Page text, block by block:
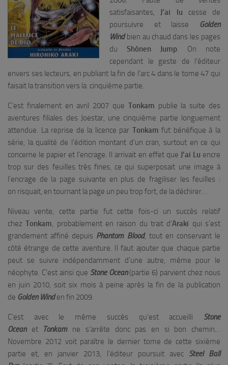
satisfaisantes, J’ai lu cesse de
poursuivre et laisse
Golden
Windbien au chaud dans les pages
du Shônen Jump. On note
cependant le geste de l’éditeur
envers ses lecteurs, en publiant la fin de l’arc 4 dans le tome 47 qui
faisait la transition vers la cinquième partie.
C’est finalement en avril 2007 que Tonkam publie la suite des
aventures filiales des Joestar, une cinquième partie longuement
attendue. La reprise de la licence par Tonkam fut bénéfique à la
série, la qualité de l’édition montant d’un cran, surtout en ce qui
concerne le papier et l’encrage. Il arrivait en effet que J’ai Lu encre
trop sur des feuilles très fines, ce qui superposait une image à
l’encrage de la page suivante en plus de fragiliser les feuilles :
on risquait, en tournant la page un peu trop fort, de la déchirer…
Niveau vente, cette partie fut cette fois-ci un succès relatif
chezTonkam, probablement en raison du trait d’Araki qui s’est
grandement affiné depuis Phantom Blood, tout en conservant le
côté étrange de cette aventure. Il faut ajouter que chaque partie
peut se suivre indépendamment d’une autre, même pour le
néophyte. C’est ainsi que Stone Ocean(partie 6) parvient chez nous
en juin 2010, soit six mois à peine après la fin de la publication
de Golden Winden fin 2009.
C’est avec le même succès qu’est accueilli Stone
Oceanet Tonkamne s’arrête donc pas en si bon chemin…
Novembre 2012 voit paraître le dernier tome de cette sixième
partie et, en janvier 2013, l’éditeur poursuit avec Steel Ball